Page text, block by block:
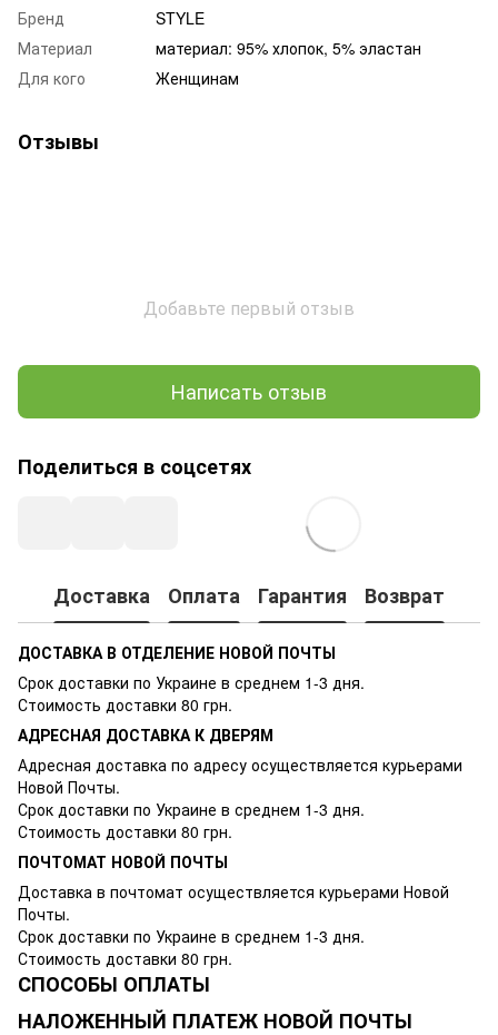
Бренд
STYLE
Материал
материал: 95% хлопок, 5% эластан
Для кого
Женщинам
Отзывы
Добавьте первый отзыв
Написать отзыв
Поделиться в соцсетях
Доставка Оплата Гарантия Возврат
ДОСТАВКА В ОТДЕЛЕНИЕ НОВОЙ ПОЧТЫ
Срок доставки по Украине в среднем 1-3 дня.
Стоимость доставки 80 грн.
АДРЕСНАЯ ДОСТАВКА К ДВЕРЯМ
Адресная доставка по адресу осуществляется курьерами
Новой Почты.
Срок доставки по Украине в среднем 1-3 дня.
Стоимость доставки 80 грн.
ПОЧТОМАТ НОВОЙ ПОЧТЫ
Доставка в почтомат осуществляется курьерами Новой
Почты.
Срок доставки по Украине в среднем 1-3 дня.
Стоимость доставки 80 грн.
СПОСОБЫ ОПЛАТЫ
НАЛОЖЕННЫЙ ПЛАТЕЖ НОВОЙ ПОЧТЫ